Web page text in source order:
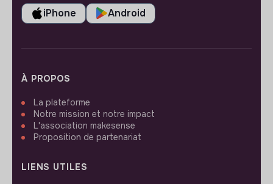
iPhone Android
À PROPOS
La plateforme
Notre mission et notre impact
L'association makesense
Proposition de partenariat
LIENS UTILES